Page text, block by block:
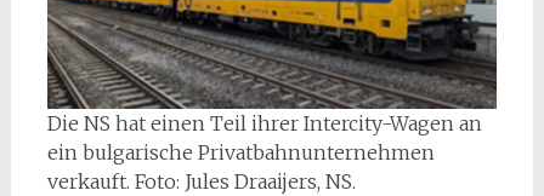
Die NS hat einen Teil ihrer Intercity-Wagen an
ein bulgarische Privatbahnunternehmen
verkauft. Foto: Jules Draaijers, NS.